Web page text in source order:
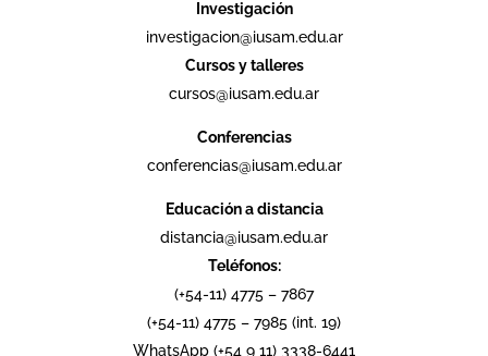
Investigación
investigacion@iusam.edu.ar
Cursos y talleres
cursos@iusam.edu.ar
Conferencias
conferencias@iusam.edu.ar
Educación a distancia
distancia@iusam.edu.ar
Teléfonos:
(+54-11) 4775 – 7867
(+54-11) 4775 – 7985 (int. 19)
WhatsApp (+54 9 11) 3338-6441